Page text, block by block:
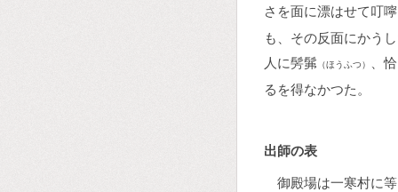
さを面に漂はせて叮嚀
も、その反面にかう
人に髣髴 （ほうふつ）
、
るを得なかつた。
出師の表
御殿場は一寒村に